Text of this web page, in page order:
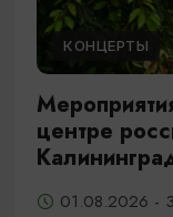
КОНЦЕРТЫ
центре
01.08.2026 -